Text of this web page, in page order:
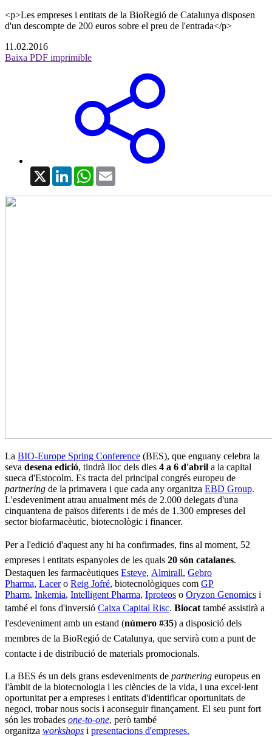
<p>Les empreses i entitats de la BioRegió de Catalunya disposen
d'un descompte de 200 euros sobre el preu de l'entrada</p>
11.02.2016
Baixa PDF imprimible
X LinkedInWhatsApp
La BIO-Europe Spring Conference (BES), que enguany celebra la
seva desena edició, tindrà lloc dels dies 4 a 6 d'abril a la capital
sueca d'Estocolm. Es tracta del principal congrés europeu de
partnering de la primavera i que cada any organitza EBD Group.
L'esdeveniment atrau anualment més de 2.000 delegats d'una
cinquantena de països diferents i de més de 1.300 empreses del
sector biofarmacèutic, biotecnològic i financer.
Per a l'edició d'aquest any hi ha confirmades, fins al moment, 52
empreses i entitats espanyoles de les quals 20 són catalanes.
Destaquen les farmacèutiques Esteve, Almirall, Gebro
Pharma, Lacero Reig Jofré, biotecnològiques com GP
Pharm, Inkemia, Intelligent Pharma, Iproteos o Oryzon Genomics i
també el fons d'inversió Caixa Capital Risc. Biocattambé assistirà a
l'esdeveniment amb un estand (número #35) a disposició dels
membres de la BioRegió de Catalunya, que servirà com a punt de
contacte i de distribució de materials promocionals.
La BES és un dels grans esdeveniments de partnering europeus en
l'àmbit de la biotecnologia i les ciències de la vida, i una excel·lent
oportunitat per a empreses i entitats d'identificar oportunitats de
negoci, trobar nous socis i aconseguir finançament. El seu punt fort
són les trobades one-to-one, però també
organitza workshops i presentacions d'empreses.